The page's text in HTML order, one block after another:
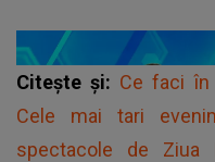
Citește și: Ce faci în
Cele mai tari
spectacole de